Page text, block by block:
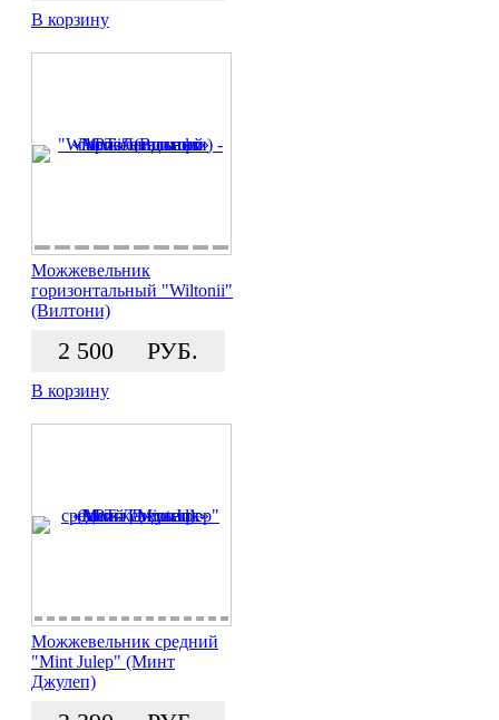
В корзину
Можжевельник
горизонтальный "Wiltonii"
(Вилтони)
2 500 РУБ.
В корзину
Можжевельник средний
"Mint Julep" (Минт
Джулеп)